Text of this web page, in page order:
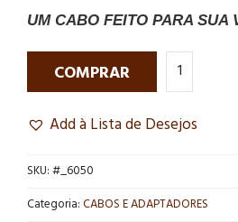
UM CABO FEITO PARA SUA
COMPRAR
Add à Lista de Desejos
SKU:#_6050
Categoria:CABOS E ADAPTADORES